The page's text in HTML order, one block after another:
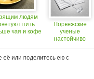
людям
пить
чая и кофе
Норвежские
ученые
настойчиво
алкоголь!
её или поделитесь ею с